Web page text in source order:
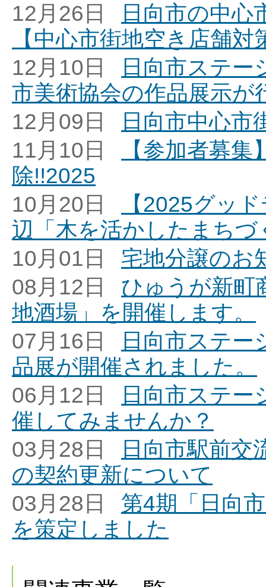
12月26日
日向市の中心
【中心市街地空き店舗
12月10日
日向市ステー
市美術協会の作品展示
12月09日
日向市中心市
11月10日
【参加者募
除!!2025
10月20日
【2025グッ
辺「木を活かしたまちづ
10月01日
宅地分譲のお
08月12日
ひゅうが新町
地酒場」を開催します。
07月16日
日向市ステー
品展が開催されました。
06月12日
日向市ステー
催してみませんか？
03月28日
日向市駅前交
の契約更新について
03月28日
第4期「日向
を策定しました